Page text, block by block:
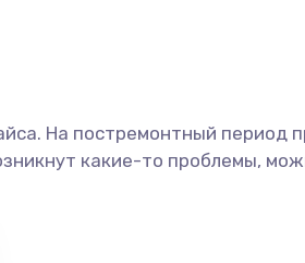
На постремонтный период
какие-то проблемы,